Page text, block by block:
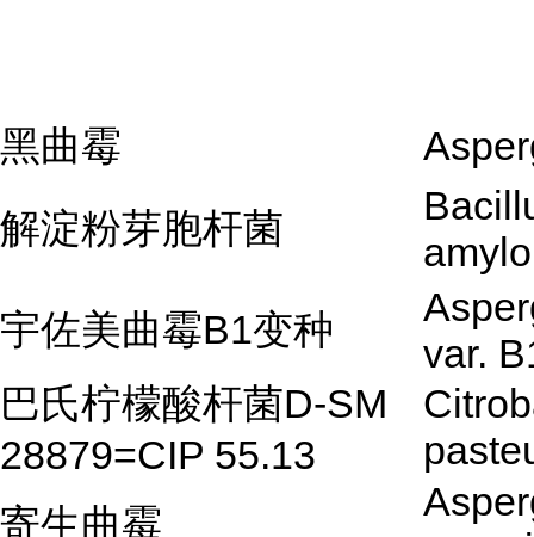
黑曲霉
解淀粉芽胞杆菌
宇佐美曲霉B1变种
var.
巴氏柠檬酸杆菌D-SM
28879=CIP 55.13
寄生曲霉